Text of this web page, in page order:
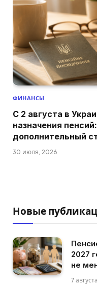
ФИНАНСЫ
С 2 августа в
назначения
дополнительный
30 июля, 2026
Новые
2027
не
7